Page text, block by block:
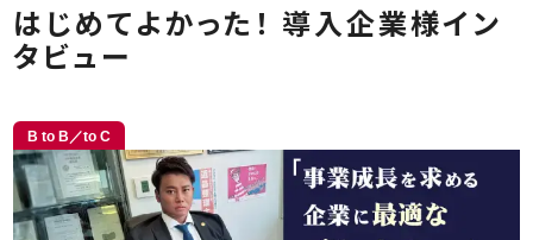
はじめてよかった！
タビュー
B to B／to C